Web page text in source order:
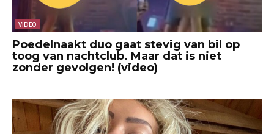
VIDEO
Poedelnaakt duo gaat stevig van bil op
toog van nachtclub. Maar dat is niet
zonder gevolgen! (video)